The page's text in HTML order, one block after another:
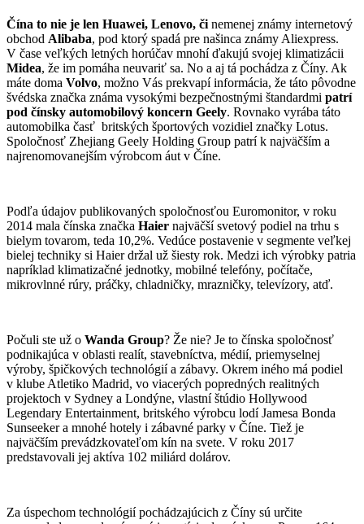
Čína to nie je len Huawei, Lenovo, či nemenej známy internetový
obchod Alibaba, pod ktorý spadá pre našinca známy Aliexpress.
V čase veľkých letných horúčav mnohí ďakujú svojej klimatizácii
Midea, že im pomáha neuvariť sa. No a aj tá pochádza z Číny. Ak
máte doma Volvo, možno Vás prekvapí informácia, že táto pôvodne
švédska značka známa vysokými bezpečnostnými štandardmi patrí
pod čínsky automobilový koncern Geely. Rovnako vyrába táto
automobilka časť britských športových vozidiel značky Lotus.
Spoločnosť Zhejiang Geely Holding Group patrí k najväčším a
najrenomovanejším výrobcom áut v Číne.
Podľa údajov publikovaných spoločnosťou Euromonitor, v roku
2014 mala čínska značka Haier najväčší svetový podiel na trhu s
bielym tovarom, teda 10,2%. Vedúce postavenie v segmente veľkej
bielej techniky si Haier držal už šiesty rok. Medzi ich výrobky patria
napríklad klimatizačné jednotky, mobilné telefóny, počítače,
mikrovlnné rúry, práčky, chladničky, mrazničky, televízory, atď.
Počuli ste už o Wanda Group? Že nie? Je to čínska spoločnosť
podnikajúca v oblasti realít, stavebníctva, médií, priemyselnej
výroby, špičkových technológií a zábavy. Okrem iného má podiel
v klube Atletiko Madrid, vo viacerých popredných realitných
projektoch v Sydney a Londýne, vlastní štúdio Hollywood
Legendary Entertainment, britského výrobcu lodí Jamesa Bonda
Sunseeker a mnohé hotely i zábavné parky v Číne. Tiež je
najväčším prevádzkovateľom kín na svete. V roku 2017
predstavovali jej aktíva 102 miliárd dolárov.
Za úspechom technológií pochádzajúcich z Číny sú určite